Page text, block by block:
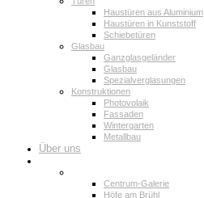
Haustüren aus Aluminium
Haustüren in Kunststoff
Schiebetüren
Glasbau
Ganzglasgeländer
Glasbau
Spezialverglasungen
Konstruktionen
Photovolaik
Fassaden
Wintergarten
Metallbau
Über uns
Centrum-Galerie
Höfe am Brühl